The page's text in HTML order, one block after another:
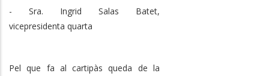
- Sra. Ingrid Salas Batet,
vicepresidenta quarta
Pel que fa al cartipàs queda de la